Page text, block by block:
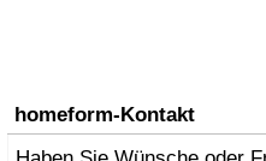
homeform-Kontakt